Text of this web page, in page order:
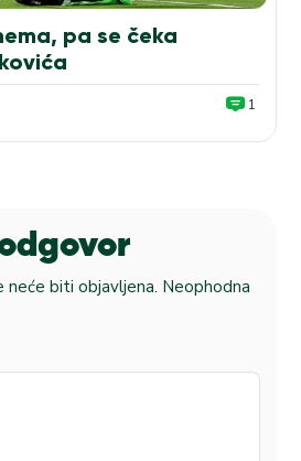
pa se čeka
1
neće biti objavljena. Neophodna